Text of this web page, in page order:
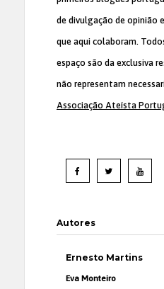
de divulgação de opinião
que aqui colaboram.
espaço são da exclusiva
não representam
Associação Ateísta
Autores
Ernesto Martins
Eva Monteiro